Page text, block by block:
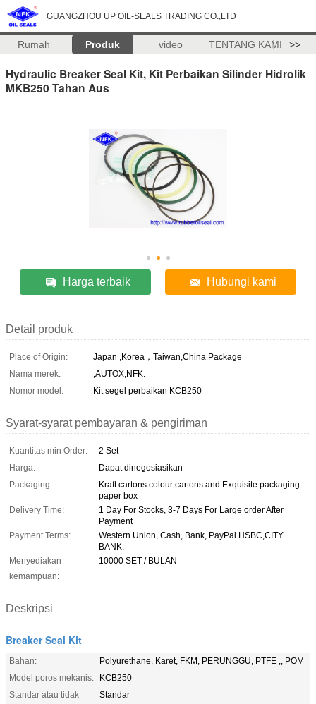
GUANGZHOU UP OIL-SEALS TRADING CO.,LTD
Rumah Produk video TENTANG KAMI >>
Hydraulic Breaker Seal Kit, Kit Perbaikan Silinder Hidrolik
MKB250 Tahan Aus
Harga terbaik Hubungi kami
Detail produk
Place of Origin:
Japan ,Korea，Taiwan,China Package
Nama merek:
,AUTOX,NFK.
Nomor model:
Kit segel perbaikan KCB250
Syarat-syarat pembayaran & pengiriman
Kuantitas min Order:
2 Set
Harga:
Dapat dinegosiasikan
Packaging:
Kraft cartons colour cartons and Exquisite packaging
paper box
Delivery Time:
1 Day For Stocks, 3-7 Days For Large order After
Payment
Payment Terms:
Western Union, Cash, Bank, PayPal.HSBC,CITY
BANK.
Menyediakan
kemampuan:
10000 SET / BULAN
Deskripsi
Breaker Seal Kit
Bahan:
Polyurethane, Karet, FKM, PERUNGGU, PTFE ,, POM
Model poros mekanis:
KCB250
Standar atau tidak
Standar